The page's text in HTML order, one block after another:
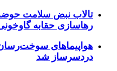
تالاب نبض سلامت
رهاسازی حقابه
هواپیماهای سوخت‌رسان
دردسرساز شد